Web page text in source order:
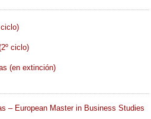
ciclo)
(en extinción)
– European Master in Business Studies